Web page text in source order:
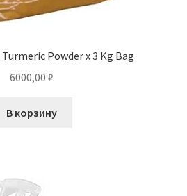
Powder x 3 Kg Bag
6000,00 ₽
В корзину